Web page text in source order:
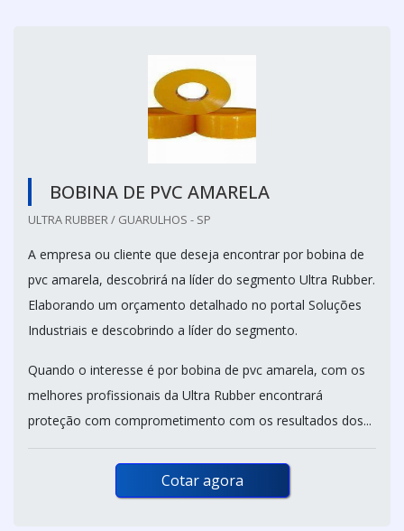
BOBINA DE PVC AMARELA
ULTRA RUBBER / GUARULHOS - SP
A empresa ou cliente que deseja encontrar por bobina de
pvc amarela, descobrirá na líder do segmento Ultra Rubber.
Elaborando um orçamento detalhado no portal Soluções
Industriais e descobrindo a líder do segmento.
Quando o interesse é por bobina de pvc amarela, com os
melhores profissionais da Ultra Rubber encontrará
proteção com comprometimento com os resultados dos...
Cotar agora